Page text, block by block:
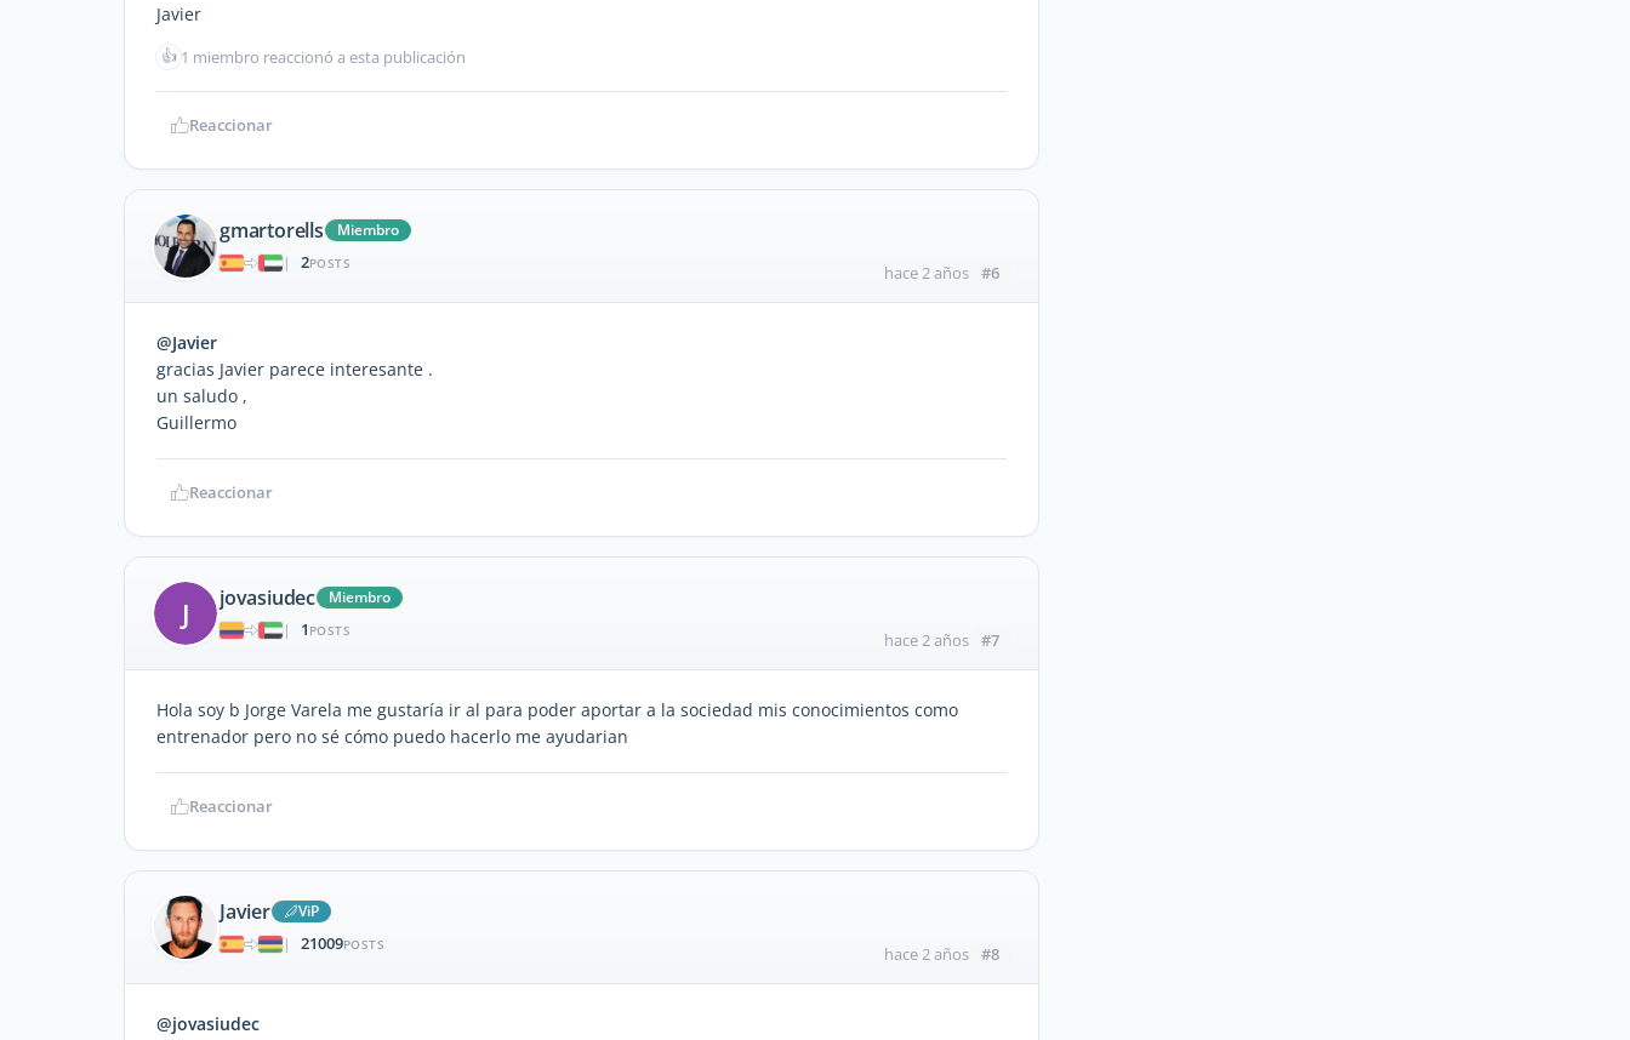
Javier
👍 1 miembro reaccionó a esta publicación
Reaccionar
gmartorells
Miembro
|
2POSTS hace 2 años #6
@Javier
gracias Javier parece interesante .
un saludo ,
Guillermo
Reaccionar
J jovasiudec
Miembro
|
1 POSTS hace 2 años #7
Hola soy b Jorge Varela me gustaría ir al para poder aportar a la sociedad mis conocimientos como
entrenador pero no sé cómo puedo hacerlo me ayudarian
Reaccionar
Javier
ViP
|
21009POSTS hace 2 años #8
@jovasiudec